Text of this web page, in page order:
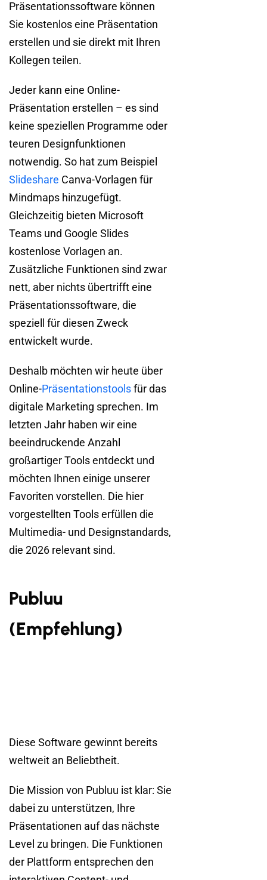
Präsentationssoftware können
Sie kostenlos eine Präsentation
erstellen und sie direkt mit Ihren
Kollegen teilen.
Jeder kann eine Online-
Präsentation erstellen – es sind
keine speziellen Programme oder
teuren Designfunktionen
notwendig. So hat zum Beispiel
Slideshare Canva-Vorlagen für
Mindmaps hinzugefügt.
Gleichzeitig bieten Microsoft
Teams und Google Slides
kostenlose Vorlagen an.
Zusätzliche Funktionen sind zwar
nett, aber nichts übertrifft eine
Präsentationssoftware, die
speziell für diesen Zweck
entwickelt wurde.
Deshalb möchten wir heute über
Online-Präsentationstoolsfür das
digitale Marketing sprechen. Im
letzten Jahr haben wir eine
beeindruckende Anzahl
großartiger Tools entdeckt und
möchten Ihnen einige unserer
Favoriten vorstellen. Die hier
vorgestellten Tools erfüllen die
Multimedia- und Designstandards,
die 2026 relevant sind.
Publuu
(Empfehlung)
Diese Software gewinnt bereits
weltweit an Beliebtheit.
Die Mission von Publuu ist klar: Sie
dabei zu unterstützen, Ihre
Präsentationen auf das nächste
Level zu bringen. Die Funktionen
der Plattform entsprechen den